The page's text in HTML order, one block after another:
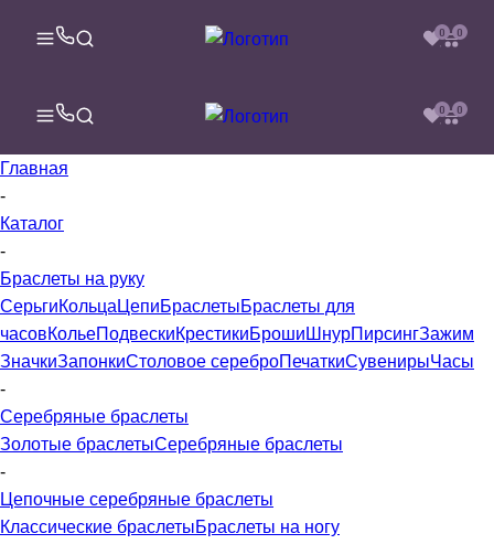
0 0
0 0
Главная
-
Каталог
-
Браслеты на руку
СерьгиКольца ЦепиБраслетыБраслеты для
часовКольеПодвескиКрестикиБроши ШнурПирсингЗажим
ЗначкиЗапонкиСтоловое сереброПечаткиСувенирыЧасы
-
Серебряные браслеты
Золотые браслетыСеребряные браслеты
-
Цепочные серебряные браслеты
Классические браслетыБраслеты на ногу